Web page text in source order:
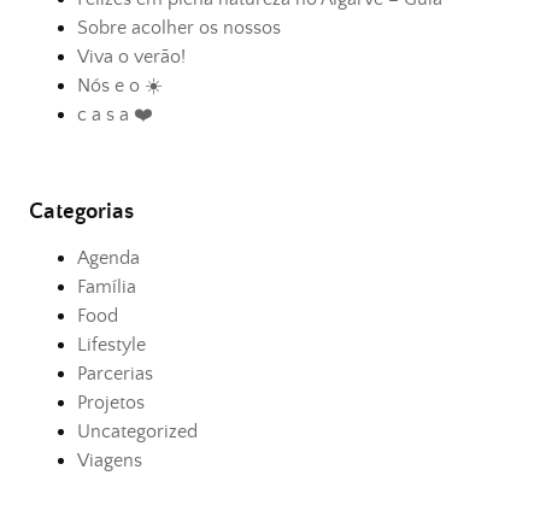
Sobre acolher os nossos
Viva o verão!
Nós e o ☀️
c a s a ❤️
Categorias
Agenda
Família
Food
Lifestyle
Parcerias
Projetos
Uncategorized
Viagens